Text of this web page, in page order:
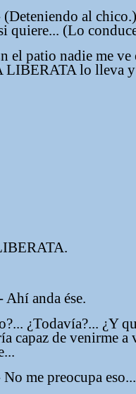
al chico.)
quiere... (Lo
el patio nadie me ve
LIBERATA lo lleva y
anda ése.
¿Todavía?... ¿Y
capaz de venirme
me preocupa